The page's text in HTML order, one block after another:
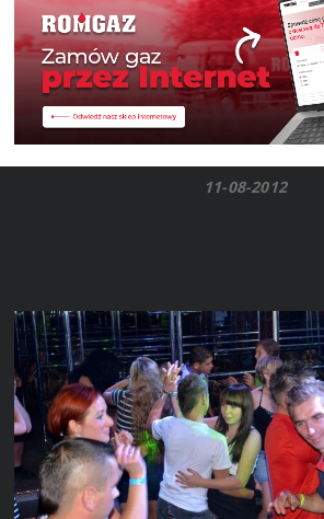
11-08-2012